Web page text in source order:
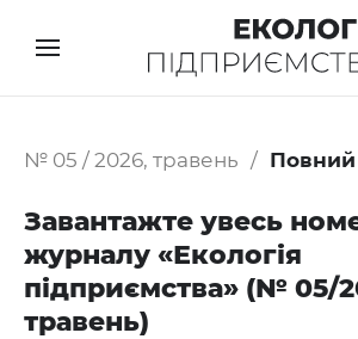
№ 05 / 2026, травень Повний
Завантажте увесь
журналу «Екологія
підприємства» (№ 05/
травень)